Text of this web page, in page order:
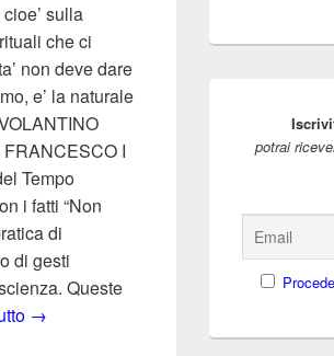
sulla
che ci
non deve dare
e’ la naturale
I
Tempo
i fatti “Non
di
di gesti
Queste
Giornata dei poveri promossa dalla
→
potrai